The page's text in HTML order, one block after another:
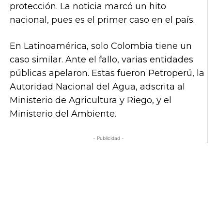
protección. La noticia marcó un hito
nacional, pues es el primer caso en el país.
En Latinoamérica, solo Colombia tiene un
caso similar. Ante el fallo, varias entidades
públicas apelaron. Estas fueron Petroperú, la
Autoridad Nacional del Agua, adscrita al
Ministerio de Agricultura y Riego, y el
Ministerio del Ambiente.
- Publicidad -